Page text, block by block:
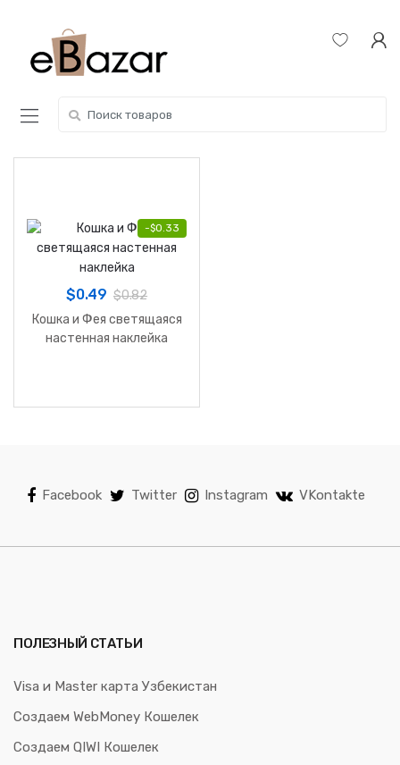
navigation
content
for:
-$0.33
$0.49 $0.82
Кошка и Фея светящаяся
настенная наклейка
Facebook Twitter Instagram VKontakte
ПОЛЕЗНЫЙ СТАТЬИ
Visa и Master карта Узбекистан
Создаем WebMoney Кошелек
Создаем QIWI Кошелек